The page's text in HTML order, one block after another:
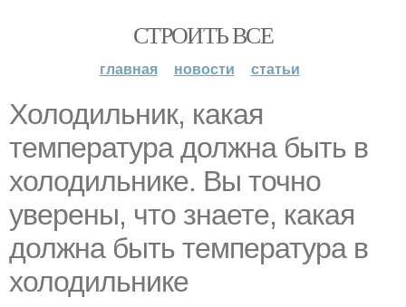
СТРОИТЬ ВСЕ
главная новости статьи
Холодильник, какая
температура должна быть в
холодильнике. Вы точно
уверены, что знаете, какая
должна быть температура в
холодильнике